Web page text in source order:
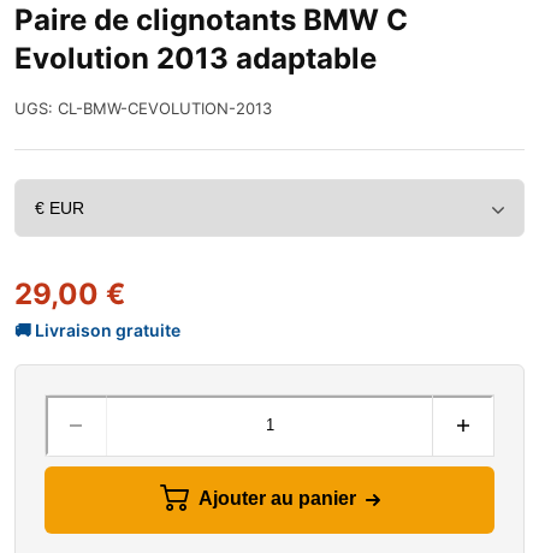
Paire de clignotants BMW C
Evolution 2013 adaptable
UGS: CL-BMW-CEVOLUTION-2013
29,00 €
Ajouter au panier